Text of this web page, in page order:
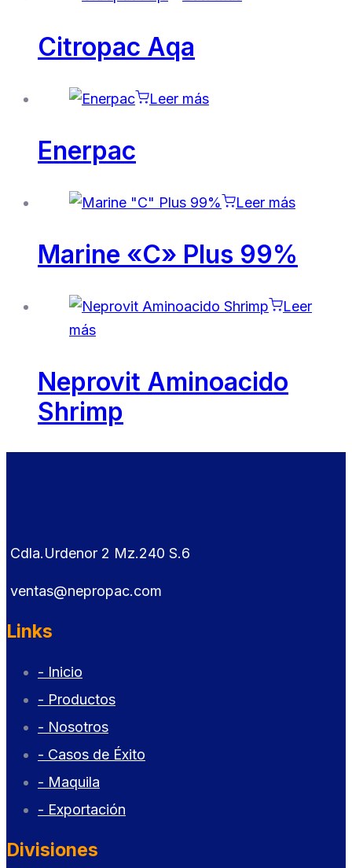
Citropac Aqa
Leer más
Enerpac
Leer más
Marine «C» Plus 99%
Leer
más
Neprovit Aminoacido
Shrimp
Cdla.Urdenor 2 Mz.240 S.6
ventas@nepropac.com
Links
- Inicio
- Productos
- Nosotros
- Casos de Éxito
- Maquila
- Exportación
Divisiones